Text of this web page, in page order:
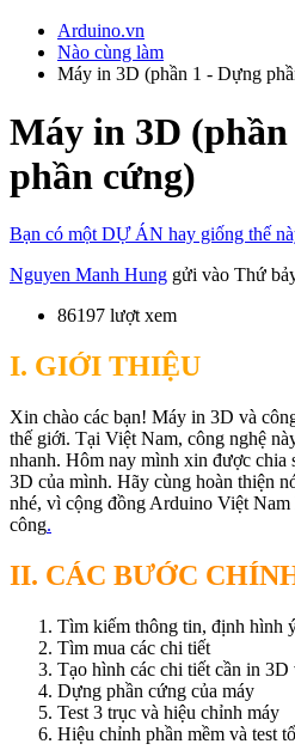
Arduino.vn
Nào cùng làm
Máy in 3D (phần 1 - Dựng
Máy in 3D
phần cứng)
Bạn có một DỰ ÁN hay giống thế
Nguyen Manh Hung gửi vào Thứ
86197 lượt xem
I. GIỚI THIỆU
Xin chào các bạn! Máy in 3D và
thế giới. Tại Việt Nam, công nghệ
nhanh. Hôm nay mình xin được chia
3D của mình. Hãy cùng hoàn thiện
nhé, vì cộng đồng Arduino Việt Nam
công.
II. CÁC BƯỚC
Tìm kiếm thông tin, định hình
Tìm mua các chi tiết
Tạo hình các chi tiết cần in 3D
Dựng phần cứng của máy
Test 3 trục và hiệu chỉnh máy
Hiệu chỉnh phần mềm và test